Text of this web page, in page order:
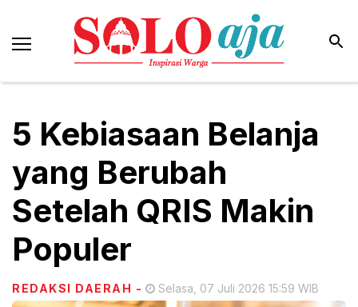
5 Kebiasaan Belanja
yang Berubah
Setelah QRIS Makin
Populer
REDAKSI DAERAH - Selasa, 07 Juli 2026 15:59 WIB